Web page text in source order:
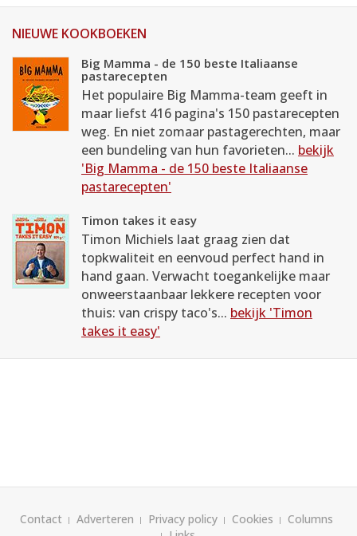
NIEUWE KOOKBOEKEN
Big Mamma - de 150 beste Italiaanse
pastarecepten
Het populaire Big Mamma-team geeft in
maar liefst 416 pagina's 150 pastarecepten
weg. En niet zomaar pastagerechten, maar
een bundeling van hun favorieten... bekijk
'Big Mamma - de 150 beste Italiaanse
pastarecepten'
Timon takes it easy
Timon Michiels laat graag zien dat
topkwaliteit en eenvoud perfect hand in
hand gaan. Verwacht toegankelijke maar
onweerstaanbaar lekkere recepten voor
thuis: van crispy taco's... bekijk 'Timon
takes it easy'
Contact Adverteren Privacy policy Cookies
Columns